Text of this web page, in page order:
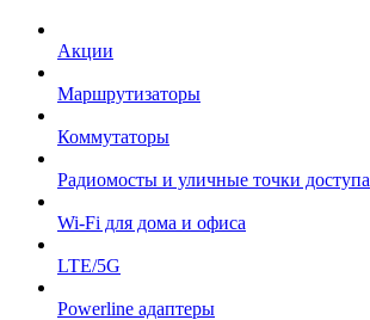
Акции
Маршрутизаторы
Коммутаторы
Радиомосты и уличные точки доступа
Wi-Fi для дома и офиса
LTE/5G
Powerline адаптеры